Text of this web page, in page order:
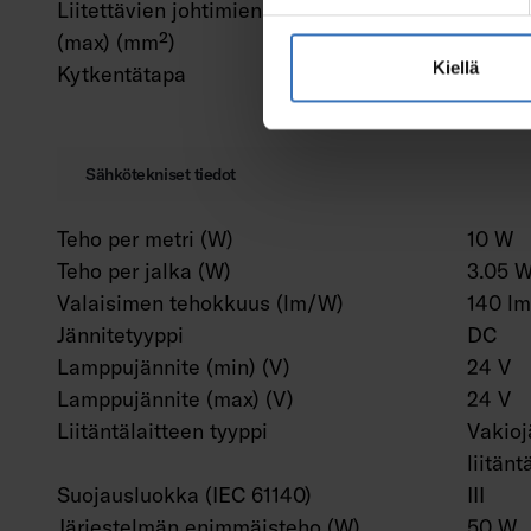
Kiellä
Liitettävien johtimien poikkipinta-ala
(max) (mm²)
2.5
Kytkentätapa Juotos
Sähkötekniset tiedot
Teho per metri (W)
10 W
Teho per jalka (W)
3.05
Valaisimen tehokkuus (lm/W)
140
Jännitetyyppi
DC
Lamppujännite (min) (V)
24 V
Lamppujännite (max) (V)
24 V
Liitäntälaitteen tyyppi
Suojausluokka (IEC 61140)
III